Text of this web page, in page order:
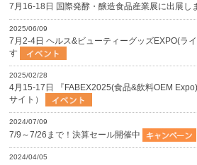
7月16-18日 国際発酵・醸造食品産業展に出展し
2025/06/09
7月2-4日 ヘルス&ビューティーグッズEXPO(ラ
す
2025/02/28
4月15-17日 『FABEX2025(食品&飲料OEM
サイト）
2024/07/09
7/9～7/26まで！決算セール開催中
2024/04/05